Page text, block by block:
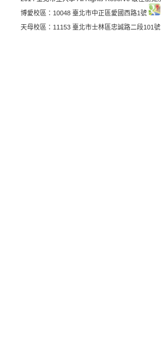
博愛校區：10048 臺北市中正區愛國西路1號
天母校區：11153 臺北市士林區忠誠路二段101號